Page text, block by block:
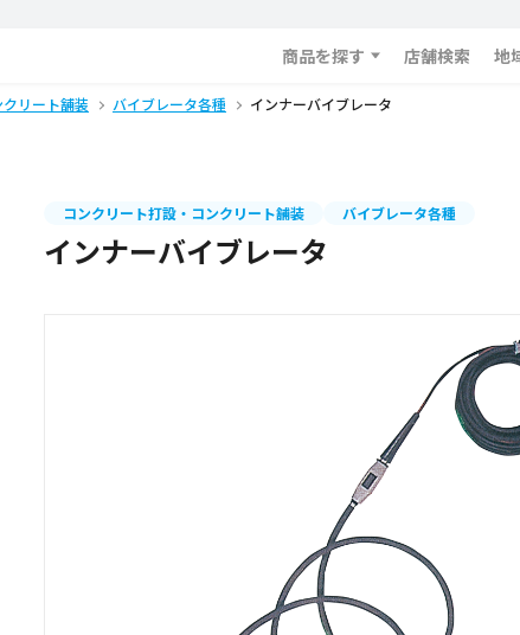
商品を探す 店舗検索 地
リート舗装 バイブレータ各種 インナーバイブレータ
コンクリート打設・コンクリート舗装 バイブレータ各種
インナーバイブレータ